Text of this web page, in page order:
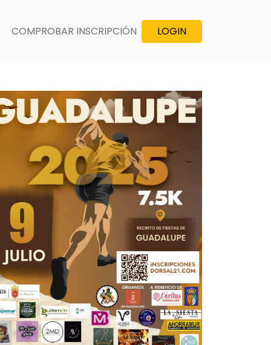
COMPROBAR INSCRIPCIÓN LOGIN